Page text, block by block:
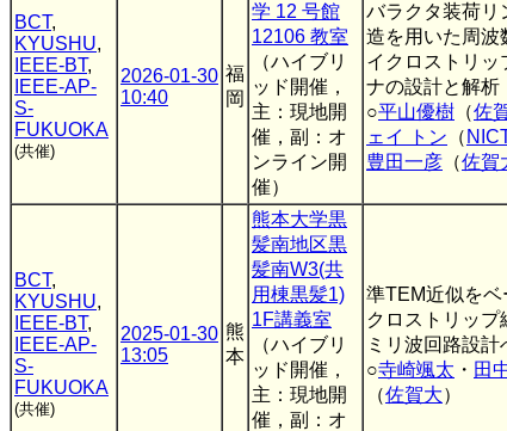
BCT,
KYUSHU,
IEEE-BT,
IEEE-AP-
S-
FUKUOKA
(共催)
2026-01-30
10:40
福
岡
学 12 号館
12106 教室
（ハイブリ
ッド開催，
主：現地開
催，副：オ
ンライン開
催）
バラクタ装荷リ
造を用いた周波
イクロストリッ
ナの設計と解析
○平山優樹 （佐
ェイ トン （
豊田一彦 （佐賀
BCT,
KYUSHU,
IEEE-BT,
IEEE-AP-
S-
FUKUOKA
(共催)
2025-01-30
13:05
熊
本
熊本大学黒
髪南地区黒
髪南W3(共
用棟黒髪1)
1F講義室
（ハイブリ
ッド開催，
主：現地開
催，副：オ
準TEM近似をベ
クロストリッ
ミリ波回路設
○寺崎颯太 ・ 田
（佐賀大）